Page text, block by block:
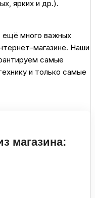
ярких и др.).
ещё много важных
магазине. Наши
самые
и только самые
магазина: